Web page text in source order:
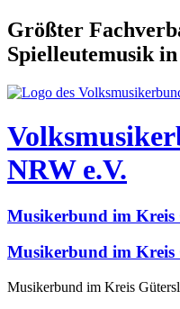
Größter
Spielleutemusik
NRW e.V.
Musikerbund im Kreis
Musikerbund im Kreis
Musikerbund im Kreis